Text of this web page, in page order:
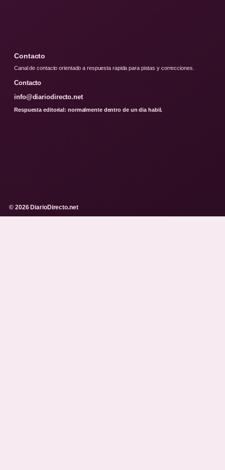
Contacto
Canal de contacto orientado a respuesta rapida para pistas y correcciones.
Contacto
info@diariodirecto.net
Respuesta editorial: normalmente dentro de un dia habil.
© 2026 DiarioDirecto.net